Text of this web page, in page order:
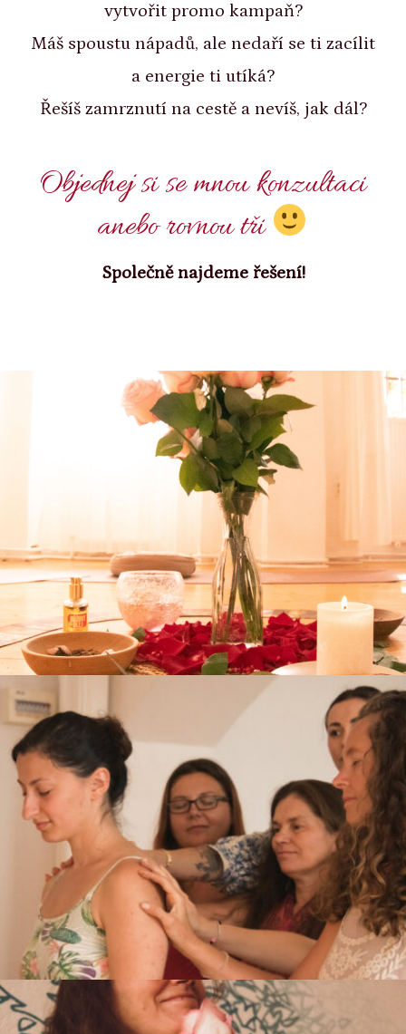
vytvořit promo kampaň?
Máš spoustu nápadů, ale nedaří se ti zacílit
a energie ti utíká?
Řešíš zamrznutí na cestě a nevíš, jak dál?
Objednej si se mnou konzultaci
anebo rovnou tři
Společně najdeme řešení!